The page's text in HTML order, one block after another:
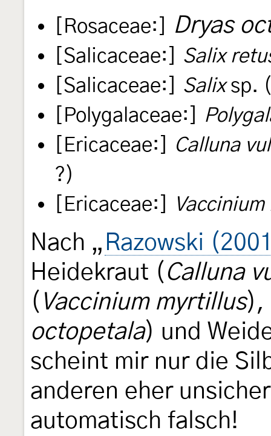
[Rosaceae:] Dryas
[Salicaceae:]
Salix
[Salicaceae:]
Salixsp.
[Polygalaceae:]
[Ericaceae:]
Calluna
?)
[Ericaceae:]
Nach „ Razowski
Heidekraut ( Calluna
( Vaccinium myrtillus),
octopetala) und
scheint mir nur die
anderen eher
automatisch falsch!